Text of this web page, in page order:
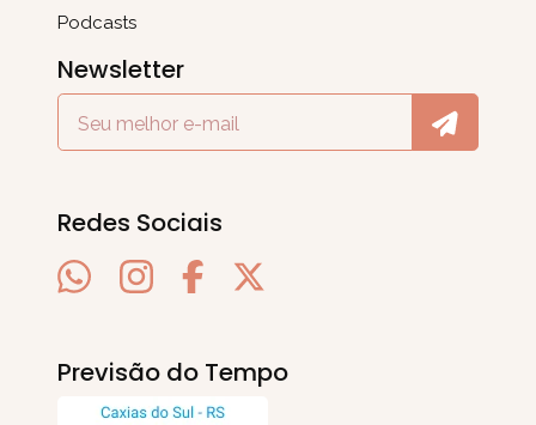
Podcasts
Newsletter
Redes Sociais
Previsão do Tempo